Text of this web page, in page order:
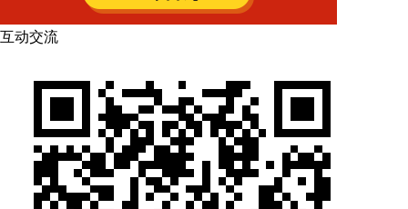
互动交流